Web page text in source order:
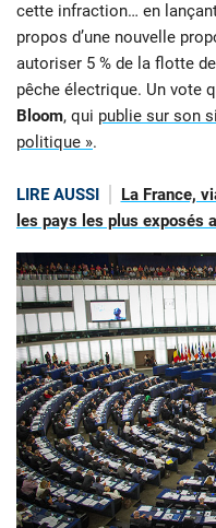
cette infraction… en
propos d’une nouvelle
autoriser 5 % de la flotte
pêche électrique. Un vote
Bloom, qui publie sur son
politique ».
LIRE AUSSI
La France,
les pays les plus exposés